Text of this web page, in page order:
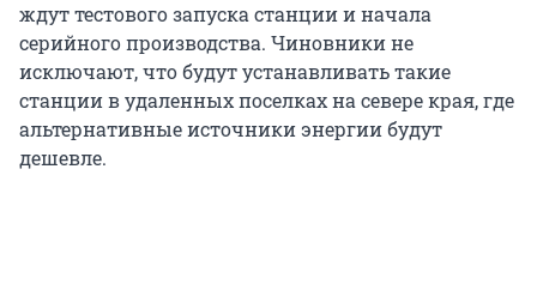
ждут тестового запуска станции и начала
серийного производства. Чиновники не
исключают, что будут устанавливать такие
станции в удаленных поселках на севере края, где
альтернативные источники энергии будут
дешевле.